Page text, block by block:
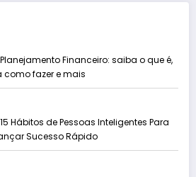
Planejamento Financeiro: saiba o que é,
como fazer e mais
15 Hábitos de Pessoas Inteligentes Para
Sucesso Rápido